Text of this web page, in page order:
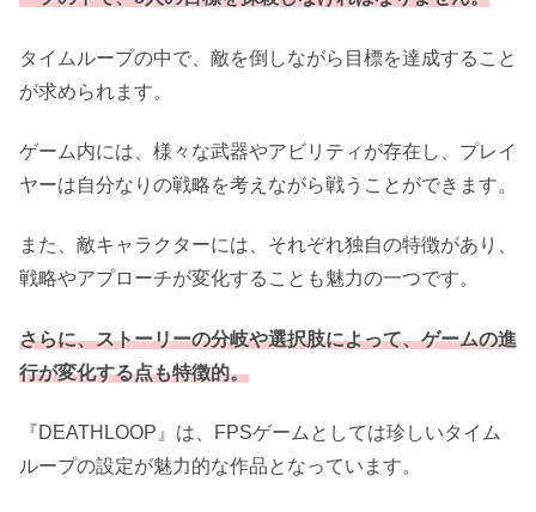
タイムループの中で、敵を倒しながら目標を達成すること
が求められます。
ゲーム内には、様々な武器やアビリティが存在し、プレイ
ヤーは自分なりの戦略を考えながら戦うことができます。
また、敵キャラクターには、それぞれ独自の特徴があり、
戦略やアプローチが変化することも魅力の一つです。
さらに、ストーリーの分岐や選択肢によって、ゲームの進
行が変化する点も特徴的。
『DEATHLOOP』は、FPSゲームとしては珍しいタイム
ループの設定が魅力的な作品となっています。